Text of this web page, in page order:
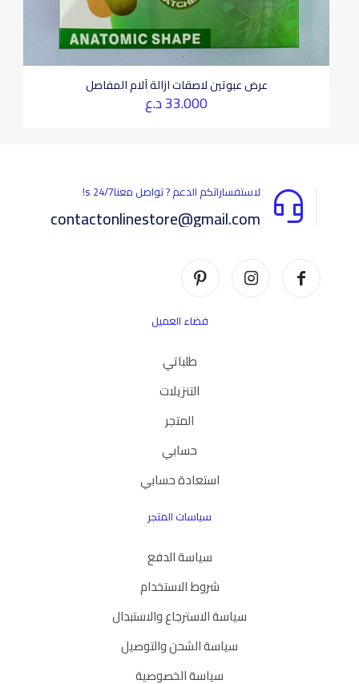
عرض عبوتين لاصقات ازالة آلام المفاصل
33.000د.ع
لاستفساراتكم الدعم ? تواصل معناs 24/7!
contactonlinestore@gmail.com
فضاء العميل
طلباتي
التنزيلات
المتجر
حسابي
استعادة حسابي
سياسات المتجر
سياسة الدفع
شروط الاستخدام
سياسة الاسترجاع والاستبدال
سياسة الشحن والتوصيل
سياسة الخصوصية